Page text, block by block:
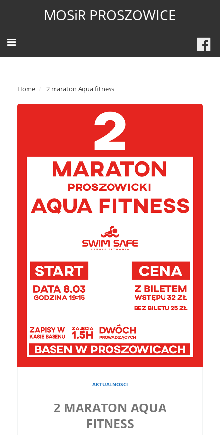
MOSiR PROSZOWICE
Home 2 maraton Aqua fitness
AKTUALNOSCI
2 MARATON AQUA
FITNESS